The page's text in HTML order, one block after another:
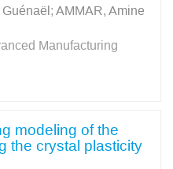
; AMMAR, Amine
Manufacturing
modeling of the
the crystal plasticity